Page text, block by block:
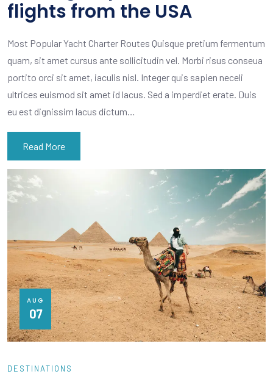
flights from the USA
Most Popular Yacht Charter Routes Quisque pretium fermentum
quam, sit amet cursus ante sollicitudin vel. Morbi risus conseua
portito orci sit amet, iaculis nisl. Integer quis sapien neceli
ultrices euismod sit amet id lacus. Sed a imperdiet erate. Duis
eu est dignissim lacus dictum…
Read More
AUG
07
DESTINATIONS